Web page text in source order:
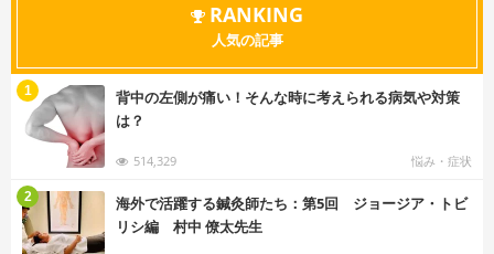
RANKING
人気の記事
背中の左側が痛い！そんな時に考えられる病気や対策
は？
514,329 悩み・症状
1
海外で活躍する鍼灸師たち：第5回 ジョージア・トビ
リシ編 村中 僚太先生
2